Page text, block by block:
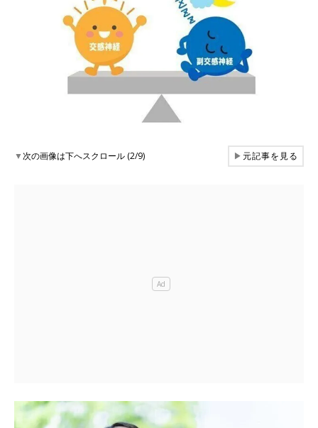
▼次の画像は下へスクロール (2/9) ▶元記事を見る